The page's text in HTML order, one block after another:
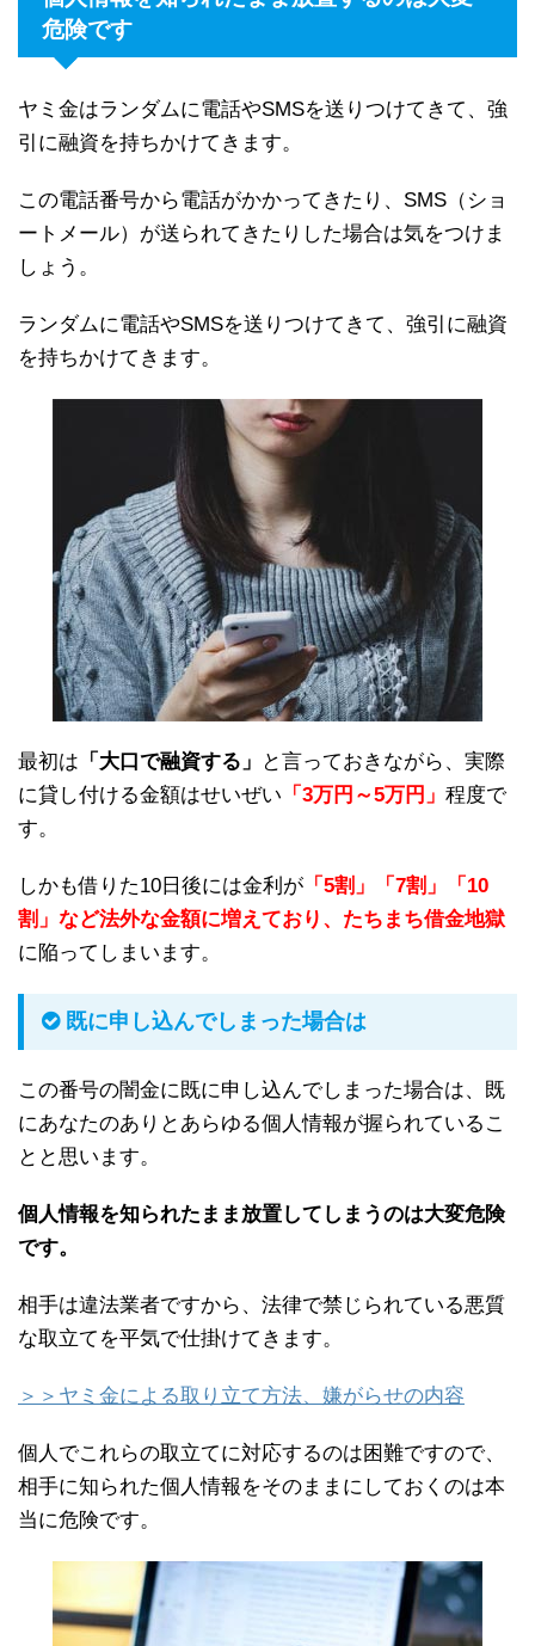
危険です
ヤミ金はランダムに電話やSMSを送りつけてきて、強
引に融資を持ちかけてきます。
この電話番号から電話がかかってきたり、SMS（ショ
ートメール）が送られてきたりした場合は気をつけま
しょう。
ランダムに電話やSMSを送りつけてきて、強引に融資
を持ちかけてきます。
最初は 「大口で融資する」
と言っておきながら、実際
に貸し付ける金額はせいぜい 「3万円～5万円」 程度で
す。
しかも借りた10日後には金利が 「5割」「7割」「10
割」など法外な金額に増えており、たちまち借金地獄
に陥ってしまいます。
既に申し込んでしまった場合は
この番号の闇金に既に申し込んでしまった場合は、既
にあなたのありとあらゆる個人情報が握られているこ
とと思います。
個人情報を知られたまま放置してしまうのは大変危険
です。
相手は違法業者ですから、法律で禁じられている悪質
な取立てを平気で仕掛けてきます。
＞＞ヤミ金による取り立て方法、嫌がらせの内容
個人でこれらの取立てに対応するのは困難ですので、
相手に知られた個人情報をそのままにしておくのは本
当に危険です。